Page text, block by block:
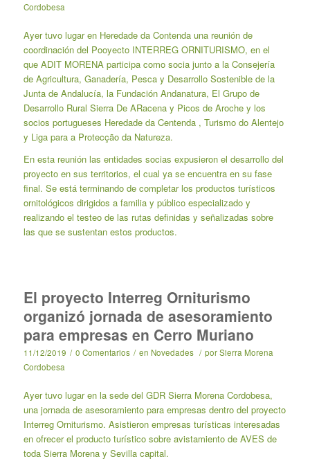
Cordobesa
Ayer tuvo lugar en Heredade da Contenda una reunión de
coordinación del Pooyecto INTERREG ORNITURISMO, en el
que ADIT MORENA participa como socia junto a la Consejería
de Agricultura, Ganadería, Pesca y Desarrollo Sostenible de la
Junta de Andalucía, la Fundación Andanatura, El Grupo de
Desarrollo Rural Sierra De ARacena y Picos de Aroche y los
socios portugueses Heredade da Centenda , Turismo do Alentejo
y Liga para a Protecção da Natureza.
En esta reunión las entidades socias expusieron el desarrollo del
proyecto en sus territorios, el cual ya se encuentra en su fase
final. Se está terminando de completar los productos turísticos
ornitológicos dirigidos a familia y público especializado y
realizando el testeo de las rutas definidas y señalizadas sobre
las que se sustentan estos productos.
El proyecto Interreg Orniturismo
organizó jornada de asesoramiento
para empresas en Cerro Muriano
11/12/2019 / 0 Comentarios / en Novedades / porSierra Morena
Cordobesa
Ayer tuvo lugar en la sede del GDR Sierra Morena Cordobesa,
una jornada de asesoramiento para empresas dentro del proyecto
Interreg Orniturismo. Asistieron empresas turísticas interesadas
en ofrecer el producto turístico sobre avistamiento de AVES de
toda Sierra Morena y Sevilla capital.